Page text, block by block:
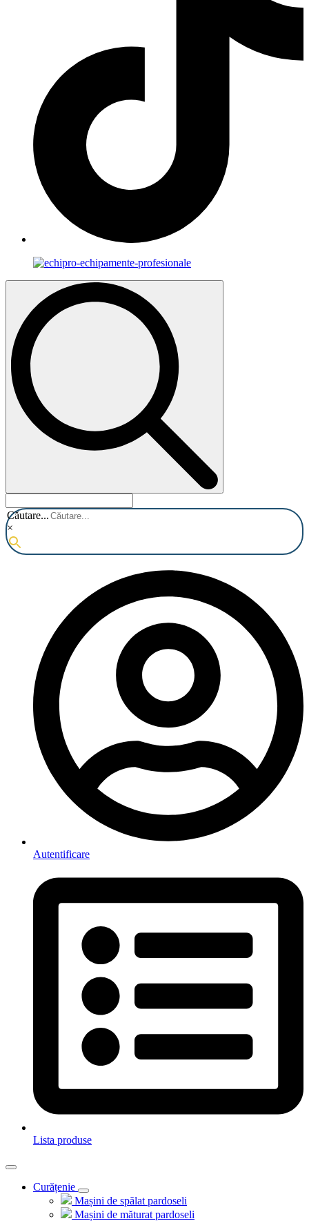
Search
Căutare...
×
Autentificare
Lista produse
Curățenie
Mașini de spălat pardoseli
Mașini de măturat pardoseli